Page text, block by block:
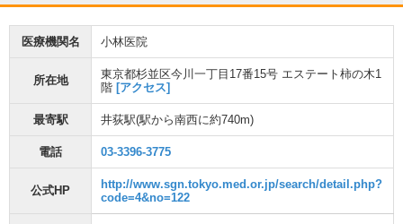
医療機関名 小林医院
所在地
東京都杉並区今川一丁目17番15号 エステート柿の木1
階 [アクセス]
最寄駅 井荻駅(駅から南西に約740m)
電話 03-3396-3775
公式HP
http://www.sgn.tokyo.med.or.jp/search/detail.php?
code=4&no=122